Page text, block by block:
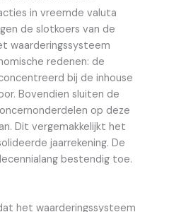
in vreemde valuta
de slotkoers van de
waarderingssysteem
redenen: de
bij de inhouse
Bovendien sluiten de
op deze
Dit vergemakkelijkt het
jaarrekening. De
bestendig toe.
het waarderingssysteem